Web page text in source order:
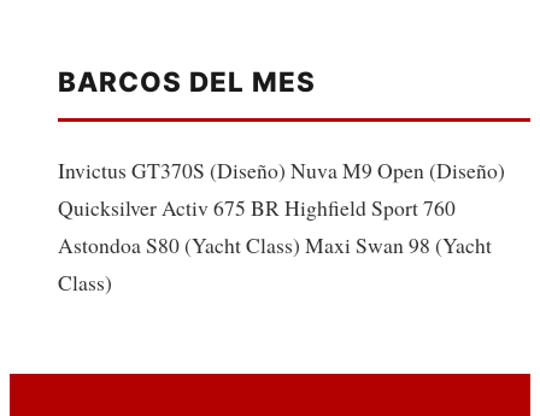
BARCOS DEL MES
Invictus GT370S (Diseño) Nuva M9 Open (Diseño)
Quicksilver Activ 675 BR Highfield Sport 760
Astondoa S80 (Yacht Class) Maxi Swan 98 (Yacht
Class)